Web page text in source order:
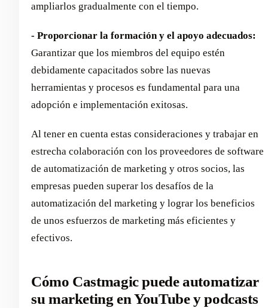
ampliarlos gradualmente con el tiempo.
- Proporcionar la formación y el apoyo adecuados:
Garantizar que los miembros del equipo estén
debidamente capacitados sobre las nuevas
herramientas y procesos es fundamental para una
adopción e implementación exitosas.
Al tener en cuenta estas consideraciones y trabajar en
estrecha colaboración con los proveedores de software
de automatización de marketing y otros socios, las
empresas pueden superar los desafíos de la
automatización del marketing y lograr los beneficios
de unos esfuerzos de marketing más eficientes y
efectivos.
Cómo Castmagic puede automatizar
su marketing en YouTube y podcasts